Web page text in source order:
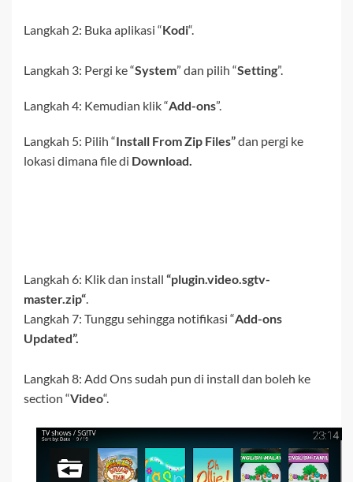
Langkah 2: Buka aplikasi “Kodi“.
Langkah 3: Pergi ke“System” dan pilih “Setting”.
Langkah 4: Kemudian klik “Add-ons”.
Langkah 5: Pilih “Install From Zip Files”dan pergi ke
lokasi dimana file di Download.
Langkah 6: Klik dan install “plugin.video.sgtv-
master.zip“.
Langkah 7: Tunggu sehingga notifikasi “Add-ons
Updated”.
Langkah 8: Add Ons sudah pun di install dan boleh ke
section “Video“.